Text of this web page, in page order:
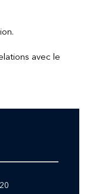
avec le